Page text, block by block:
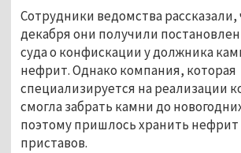
Сотрудники ведомства рассказали,
декабря они получили
суда о конфискации у должника
нефрит. Однако компания, которая
специализируется на реализации
смогла забрать камни до
поэтому пришлось хранить
приставов.